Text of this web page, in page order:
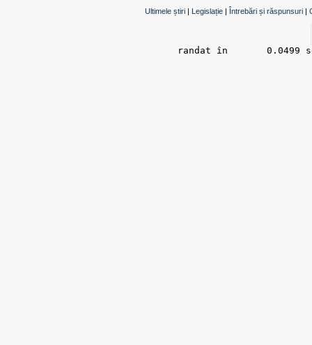
Ultimele știri | Legislație | Întrebări și răspunsuri |
randat în